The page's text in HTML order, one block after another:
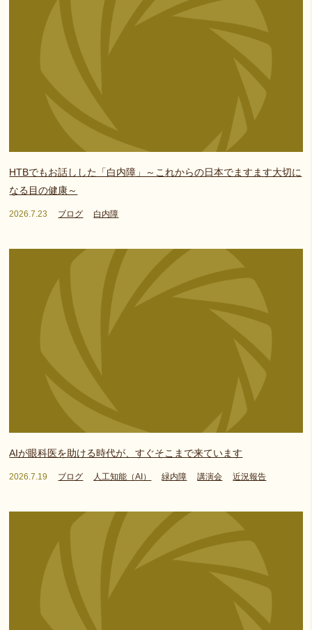
HTBでもお話しした「白内障」～これからの日本でますます大切に
なる目の健康～
2026.7.23 ブログ 白内障
AIが眼科医を助ける時代が、すぐそこまで来ています
2026.7.19 ブログ 人工知能（AI） 緑内障 講演会 近況報告